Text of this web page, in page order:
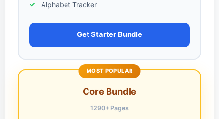
Alphabet Tracker
Get Starter Bundle
MOST POPULAR
Core Bundle
1290+ Pages